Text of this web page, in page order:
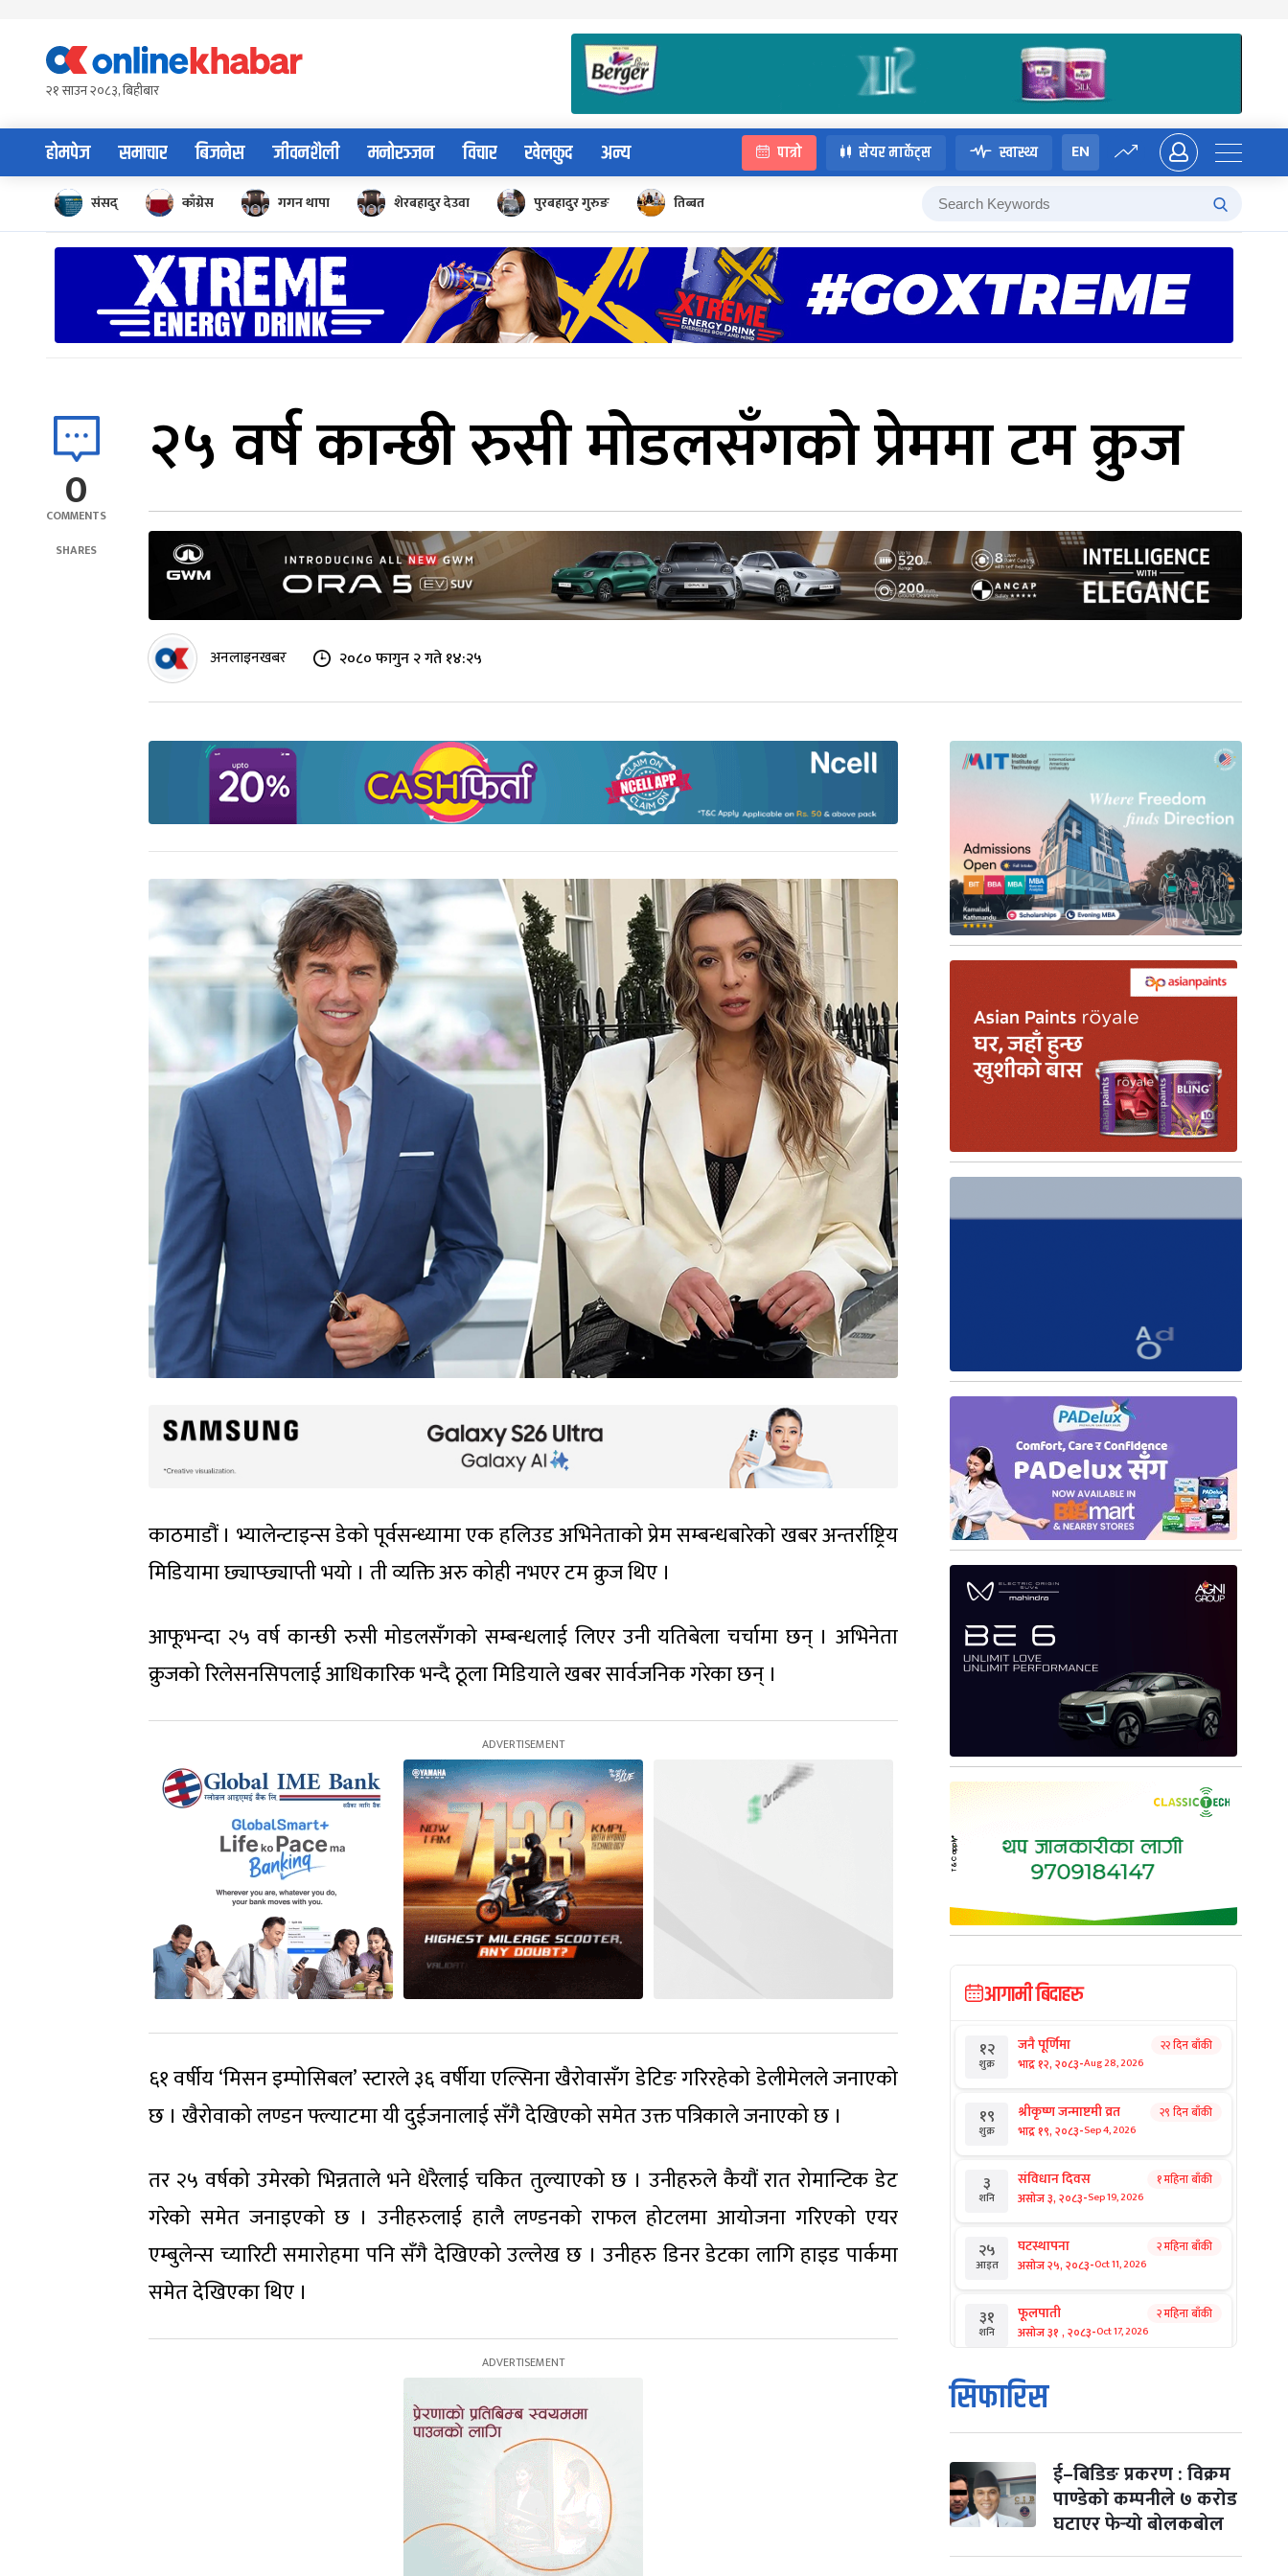
content२१ साउन २०८३, बिहीबार
होमपेज समाचार बिजनेस जीवनशैली मनोरञ्जन विचार खेलकुद अन्य पात्रो सेयर मार्केट्स स्वास्थ्य EN
संसद् काँग्रेस गगन थापा शेरबहादुर देउवा पुरबहादुर गुरुङ तिब्बत
0
COMMENTS
SHARES
२५ वर्ष कान्छी रुसी मोडलसँगको प्रेममा टम क्रुज
अनलाइनखबर २०८० फागुन २ गते १४:२५
काठमाडौं । भ्यालेन्टाइन्स डेको पूर्वसन्ध्यामा एक हलिउड अभिनेताको प्रेम सम्बन्धबारेको खबर अन्तर्राष्ट्रिय
मिडियामा छ्याप्छ्याप्ती भयो । ती व्यक्ति अरु कोही नभएर टम क्रुज थिए ।
आफूभन्दा २५ वर्ष कान्छी रुसी मोडलसँगको सम्बन्धलाई लिएर उनी यतिबेला चर्चामा छन् । अभिनेता
क्रुजको रिलेसनसिपलाई आधिकारिक भन्दै ठूला मिडियाले खबर सार्वजनिक गरेका छन् ।
६१ वर्षीय ‘मिसन इम्पोसिबल’ स्टारले ३६ वर्षीया एल्सिना खैरोवासँग डेटिङ गरिरहेको डेलीमेलले जनाएको
छ । खैरोवाको लण्डन फ्ल्याटमा यी दुईजनालाई सँगै देखिएको समेत उक्त पत्रिकाले जनाएको छ ।
तर २५ वर्षको उमेरको भिन्नताले भने धेरैलाई चकित तुल्याएको छ । उनीहरुले कैयौं रात रोमान्टिक डेट
गरेको समेत जनाइएको छ । उनीहरुलाई हालै लण्डनको राफल होटलमा आयोजना गरिएको एयर
एम्बुलेन्स च्यारिटी समारोहमा पनि सँगै देखिएको उल्लेख छ । उनीहरु डिनर डेटका लागि हाइड पार्कमा
समेत देखिएका थिए ।
आगामी बिदाहरु
१२
शुक्र
जनै पूर्णिमा
भाद्र १२, २०८३-Aug 28, 2026
२२ दिन बाँकी
१९
शुक्र
श्रीकृष्ण जन्माष्टमी व्रत
भाद्र १९, २०८३-Sep 4, 2026
२९ दिन बाँकी
३
शनि
संविधान दिवस
असोज ३, २०८३-Sep 19, 2026
१ महिना बाँकी
२५
आइत
घटस्थापना
असोज २५, २०८३-Oct 11, 2026
२ महिना बाँकी
३१
शनि
फूलपाती
असोज ३१ , २०८३-Oct 17, 2026
२ महिना बाँकी
१
आइत
कार्तिक सङ्क्रान्ति
कार्तिक १, २०८३
मंगल कार्तिक ३, २०८३-Oct 20, 2026
४ विजयादशमी
कार्तिक ४, २०८३-Oct 21, 2026
२ महिना बाँकी
सिफारिस
ई–बिडिङ प्रकरण : विक्रम
पाण्डेको कम्पनीले ७ करोड
घटाएर फेर्‍यो बोलकबोल